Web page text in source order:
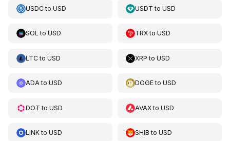
USDCto USD USDT toUSD
SOL to USD TRXtoUSD
LTCto USD XRP toUSD
ADAto USD DOGEtoUSD
DOT to USD AVAXtoUSD
LINKto USD SHIB toUSD